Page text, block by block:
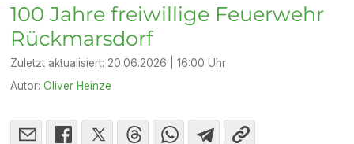
100 Jahre freiwillige Feuerwehr
Rückmarsdorf
Zuletzt aktualisiert: 20.06.2026 | 16:00 Uhr
Autor:Oliver Heinze